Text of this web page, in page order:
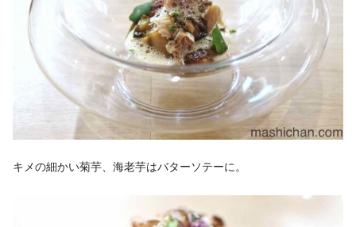
キメの細かい菊芋、海老芋はバターソテーに。